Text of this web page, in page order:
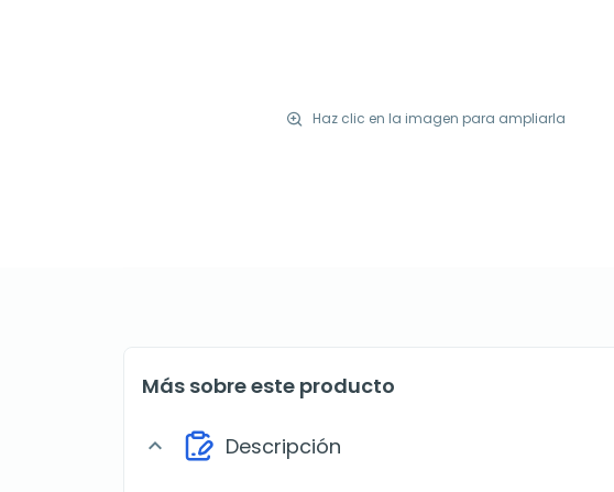
Haz clic en la imagen para ampliarla
Más sobre este producto
expand_more Descripción